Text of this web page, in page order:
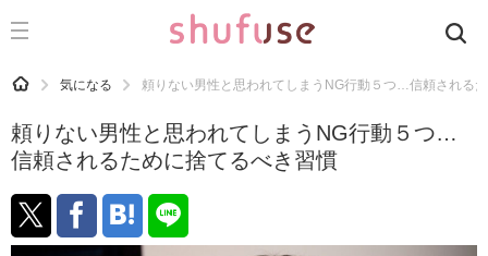
CATEGORY 記事カテゴリ
運気
洗濯
生活の知恵
HOME 気になる 頼りない男性と思われてしまうNG行動５つ…信頼される
頼りない男性と思われてしまうNG行動５つ…
信頼されるために捨てるべき習慣